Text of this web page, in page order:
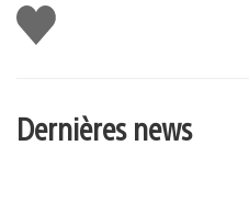
J'aime
Dernières news